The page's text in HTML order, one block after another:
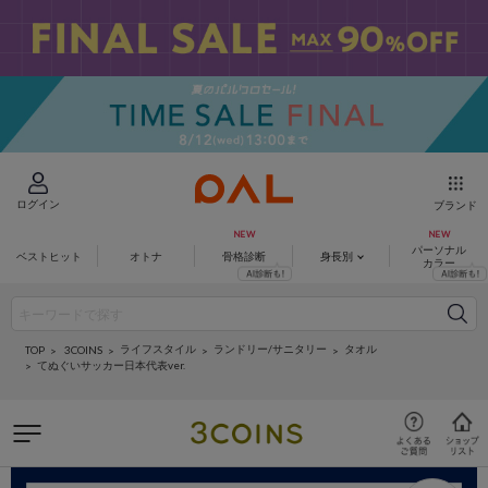
ログイン ブランド
ベストヒット オトナ 骨格診断 身長別
パーソナル
カラー
TOP 3COINS ライフスタイル ランドリー/サニタリー
タオル
てぬぐいサッカー日本代表ver.